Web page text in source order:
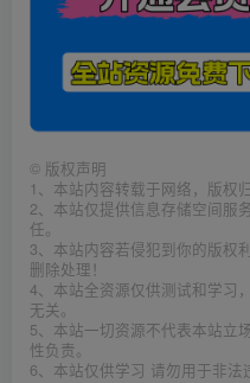
© 版权声明
1、本站内容转载于网络，版权
2、本站仅提供信息存储空间服
任。
3、本站内容若侵犯到你的版权
删除处理！
4、本站全资源仅供测试和学习
无关。
5、本站一切资源不代表本站立
性负责。
6、本站仅供学习 请勿用于非